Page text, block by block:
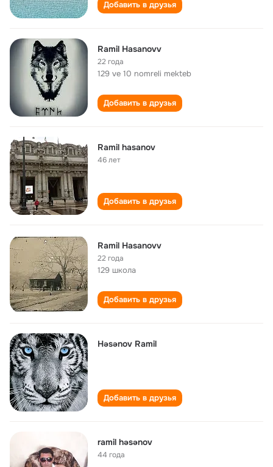
Добавить в друзья
Ramil Hasanovv
22 года
129 ve 10 nomreli mekteb
Добавить в друзья
Ramil hasanov
46 лет
Добавить в друзья
Ramil Hasanovv
22 года
129 школа
Добавить в друзья
Həsənov Ramil
Добавить в друзья
ramil həsənov
44 года